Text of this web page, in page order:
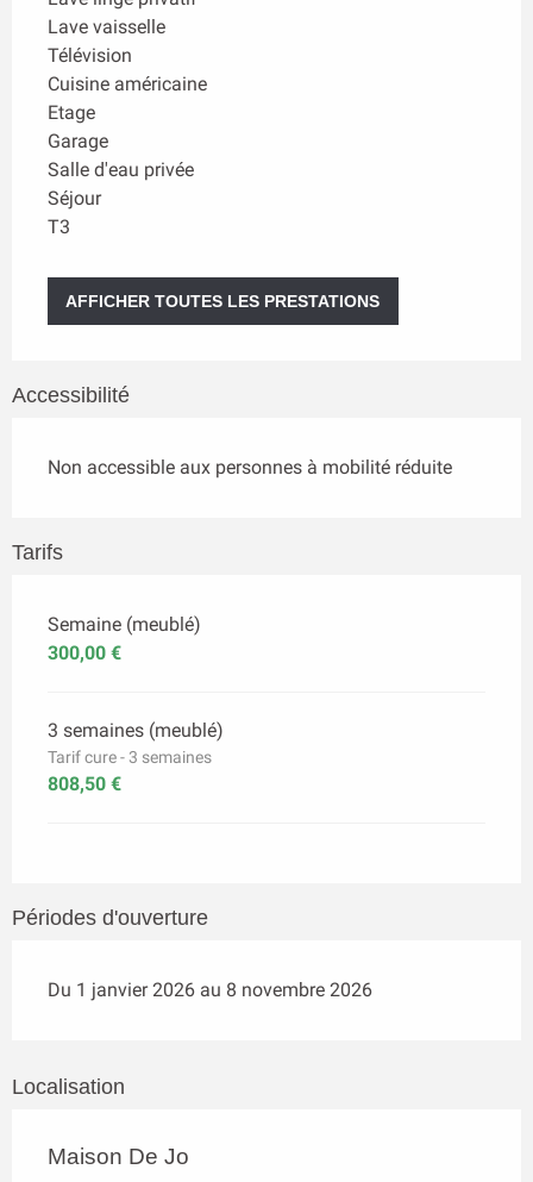
Lave vaisselle
Télévision
Cuisine américaine
Etage
Garage
Salle d'eau privée
Séjour
T3
AFFICHER TOUTES LES PRESTATIONS
Accessibilité
Non accessible aux personnes à mobilité réduite
Tarifs
Semaine (meublé)
300,00 €
3 semaines (meublé)
Tarif cure - 3 semaines
808,50 €
Périodes d'ouverture
Du 1 janvier 2026 au 8 novembre 2026
Localisation
Maison De Jo